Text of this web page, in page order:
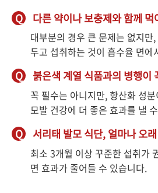
Q 다른 약이나 보충제와 함께
대부분의 경우 큰 문제는 없지만
두고 섭취하는 것이 흡수율 면에
Q 붉은색 계열 식품과의 병행이
꼭 필수는 아니지만, 항산화 성
모발 건강에 더 좋은 효과를 낼
Q 서리태 발모 식단, 얼마나 오
최소 3개월 이상 꾸준한 섭취가
면 효과가 줄어들 수 있습니다.